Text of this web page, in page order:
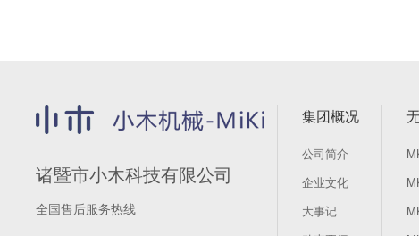
诸暨市小木科技有限公司
全国售后服务热线
集团概况
公司简介
企业文化
大事记